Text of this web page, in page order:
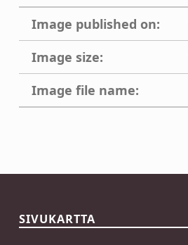
Image published on:
Image size:
Image file name:
SIVUKARTTA